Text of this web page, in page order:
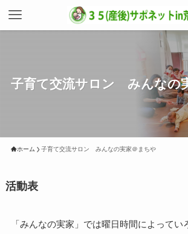
子育て交流サロン みんなの
ホーム 子育て交流サロン みんなの実家＠まちや
活動表
「みんなの実家」では曜日時間によってい